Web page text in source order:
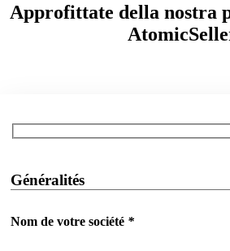
Approfittate della nostra
Généralités
Nom de votre société *